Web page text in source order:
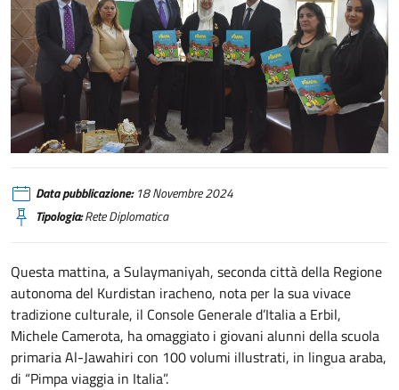
Kurdistan iracheno, il viaggio di “Pimpa” a Sulaymaniyah
Data pubblicazione:18 Novembre 2024
Tipologia:Rete Diplomatica
Questa mattina, a Sulaymaniyah, seconda città della Regione
autonoma del Kurdistan iracheno, nota per la sua vivace
tradizione culturale, il Console Generale d’Italia a Erbil,
Michele Camerota, ha omaggiato i giovani alunni della scuola
primaria Al-Jawahiri con 100 volumi illustrati, in lingua araba,
di “Pimpa viaggia in Italia”.